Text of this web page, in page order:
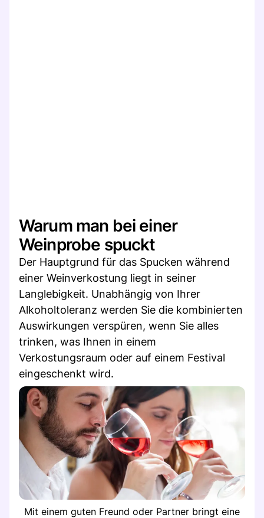
Warum man bei einer
Weinprobe spuckt
Der Hauptgrund für das Spucken während
einer Weinverkostung liegt in seiner
Langlebigkeit. Unabhängig von Ihrer
Alkoholtoleranz werden Sie die kombinierten
Auswirkungen verspüren, wenn Sie alles
trinken, was Ihnen in einem
Verkostungsraum oder auf einem Festival
eingeschenkt wird.
Mit einem guten Freund oder Partner bringt eine